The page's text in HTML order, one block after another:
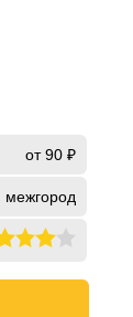
от 90 ₽
межгород